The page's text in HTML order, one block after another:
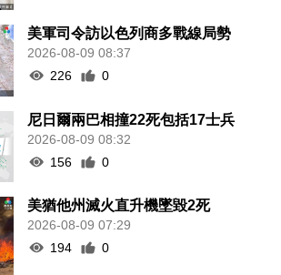
美軍司令訪以色列商多戰線局勢
2026-08-09 08:37
226
0
尼日爾兩巴相撞22死包括17士兵
2026-08-09 08:32
156
0
美猶他州滅火直升機墜毀2死
2026-08-09 07:29
194
0